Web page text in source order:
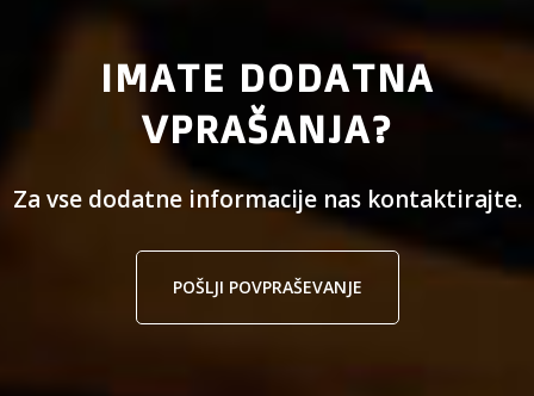
IMATE DODATNA
VPRAŠANJA?
Za vse dodatne informacije nas kontaktirajte.
POŠLJI POVPRAŠEVANJE